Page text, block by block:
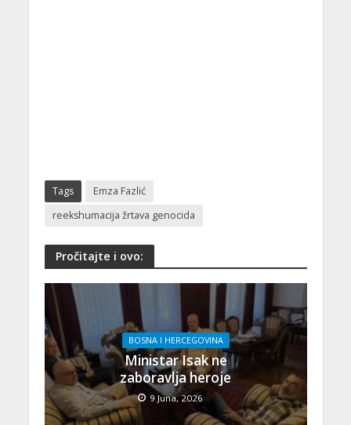
Tags
Emza Fazlić
reekshumacija žrtava genocida
Pročitajte i ovo:
BOSNA I HERCEGOVINA
Ministar Isak ne
zaboravlja heroje
9 Juna, 2026